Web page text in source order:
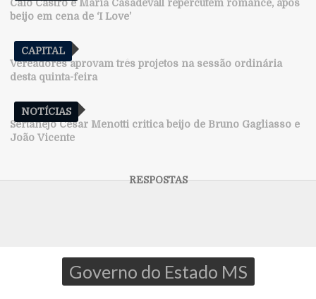
Caio Castro e Maria Casadevall repercutem romance, após
beijo em cena de ‘I Love’
CAPITAL
Vereadores aprovam três projetos na sessão ordinária
desta quinta-feira
NOTÍCIAS
Sertanejo Cesar Menotti critica beijo de Bruno Gagliasso e
João Vicente
Governo do Estado MS